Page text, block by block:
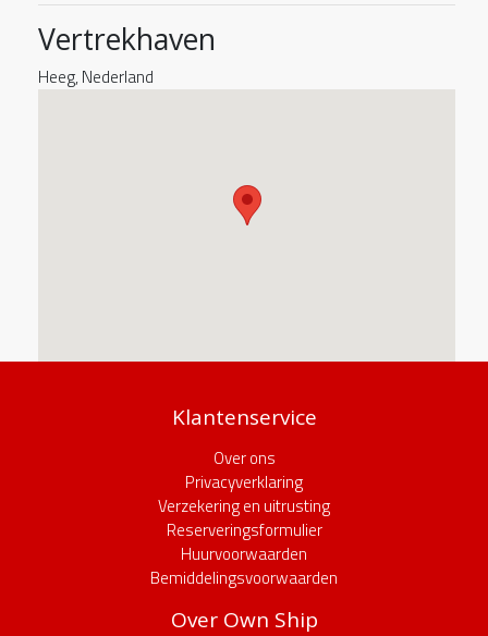
Vertrekhaven
Heeg, Nederland
Klantenservice
Over ons
Privacyverklaring
Verzekering en uitrusting
Reserveringsformulier
Huurvoorwaarden
Bemiddelingsvoorwaarden
Over Own Ship